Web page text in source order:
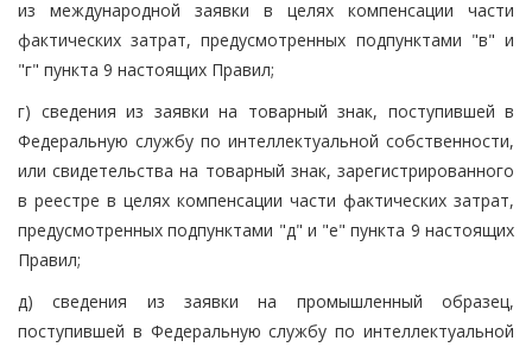
из международной заявки в целях компенсации части
фактических затрат, предусмотренных подпунктами "в" и
"г" пункта 9 настоящих Правил;
г) сведения из заявки на товарный знак, поступившей в
Федеральную службу по интеллектуальной собственности,
или свидетельства на товарный знак, зарегистрированного
в реестре в целях компенсации части фактических затрат,
предусмотренных подпунктами "д" и "е" пункта 9 настоящих
Правил;
д) сведения из заявки на промышленный образец,
поступившей в Федеральную службу по интеллектуальной